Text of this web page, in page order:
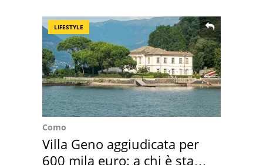
LIFESTYLE
Como
Villa Geno aggiudicata per
600 mila euro: a chi è stata